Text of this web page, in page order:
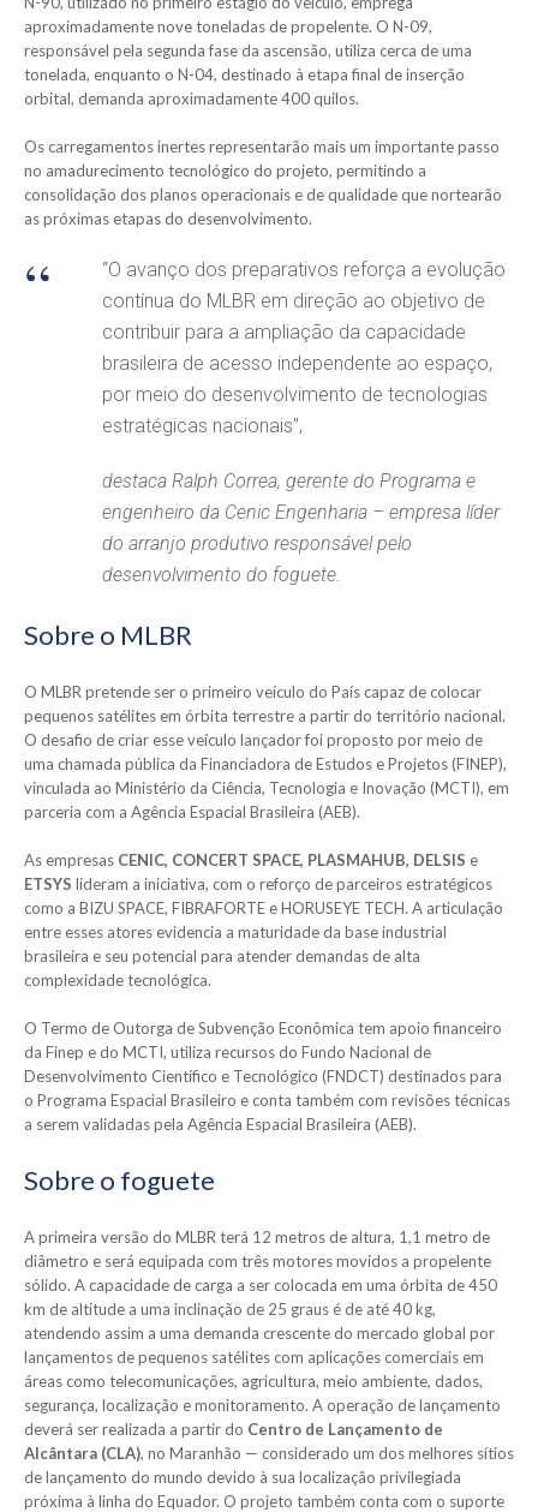
aproximadamente nove toneladas de propelente. O N-09,
responsável pela segunda fase da ascensão, utiliza cerca de uma
tonelada, enquanto o N-04, destinado à etapa final de inserção
orbital, demanda aproximadamente 400 quilos.
Os carregamentos inertes representarão mais um importante passo
no amadurecimento tecnológico do projeto, permitindo a
consolidação dos planos operacionais e de qualidade que nortearão
as próximas etapas do desenvolvimento.
“O avanço dos preparativos reforça a evolução
contínua do MLBR em direção ao objetivo de
contribuir para a ampliação da capacidade
brasileira de acesso independente ao espaço,
por meio do desenvolvimento de tecnologias
estratégicas nacionais”,
destaca Ralph Correa, gerente do Programa e
engenheiro da Cenic Engenharia – empresa líder
do arranjo produtivo responsável pelo
desenvolvimento do foguete.
Sobre o MLBR
O MLBR pretende ser o primeiro veículo do País capaz de colocar
pequenos satélites em órbita terrestre a partir do território nacional.
O desafio de criar esse veículo lançador foi proposto por meio de
uma chamada pública da Financiadora de Estudos e Projetos (FINEP),
vinculada ao Ministério da Ciência, Tecnologia e Inovação (MCTI), em
parceria com a Agência Espacial Brasileira (AEB).
As empresas CENIC, CONCERT SPACE, PLASMAHUB, DELSIS e
ETSYS lideram a iniciativa, com o reforço de parceiros estratégicos
como a BIZU SPACE, FIBRAFORTE e HORUSEYE TECH. A articulação
entre esses atores evidencia a maturidade da base industrial
brasileira e seu potencial para atender demandas de alta
complexidade tecnológica.
O Termo de Outorga de Subvenção Econômica tem apoio financeiro
da Finep e do MCTI, utiliza recursos do Fundo Nacional de
Desenvolvimento Científico e Tecnológico (FNDCT) destinados para
o Programa Espacial Brasileiro e conta também com revisões técnicas
a serem validadas pela Agência Espacial Brasileira (AEB).
Sobre o foguete
A primeira versão do MLBR terá 12 metros de altura, 1,1 metro de
diâmetro e será equipada com três motores movidos a propelente
sólido. A capacidade de carga a ser colocada em uma órbita de 450
km de altitude a uma inclinação de 25 graus é de até 40 kg,
atendendo assim a uma demanda crescente do mercado global por
lançamentos de pequenos satélites com aplicações comerciais em
áreas como telecomunicações, agricultura, meio ambiente, dados,
segurança, localização e monitoramento. A operação de lançamento
deverá ser realizada a partir do Centro de Lançamento de
Alcântara (CLA), no Maranhão — considerado um dos melhores sítios
de lançamento do mundo devido à sua localização privilegiada
próxima à linha do Equador. O projeto também conta com o suporte